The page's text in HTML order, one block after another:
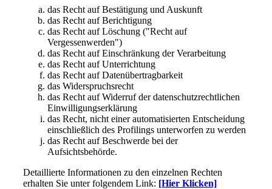
das Recht auf Bestätigung und Auskunft
das Recht auf Berichtigung
das Recht auf Löschung ("Recht auf
Vergessenwerden")
das Recht auf Einschränkung der Verarbeitung
das Recht auf Unterrichtung
das Recht auf Datenübertragbarkeit
das Widerspruchsrecht
das Recht auf Widerruf der datenschutzrechtlichen
Einwilligungserklärung
das Recht, nicht einer automatisierten Entscheidung
einschließlich des Profilings unterworfen zu werden
das Recht auf Beschwerde bei der
Aufsichtsbehörde.
Detaillierte Informationen zu den einzelnen Rechten
erhalten Sie unter folgendem Link: [Hier Klicken]